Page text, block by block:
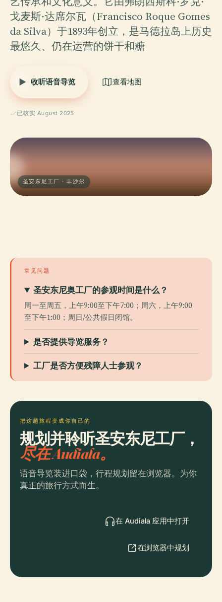
戈麦斯·达席尔瓦（Francisco Roque Gomes
da Silva）于1893年创立，是马德拉岛上历史
最悠久、仍在运营的饼干和糖
收听语音导览 查看地图
已核实 August 2025
圣安东尼工厂 · 丰沙尔
常见问题
圣安东尼奥工厂的参观时间是什么？
周一至周五，上午9:00至下午7:00；周六，上午9:00
至下午1:00；周日/公共假日闭馆。
是否提供导览服务？
工厂是否方便残障人士参观？
把这趟旅程变成你自己的
规划并聆听圣安东尼工厂，
尽在 Audiala。
语音导览装进口袋，行程规划留在浏览器。为你
真正的旅行方式而生。
在 Audiala 应用中打开
在浏览器中规划